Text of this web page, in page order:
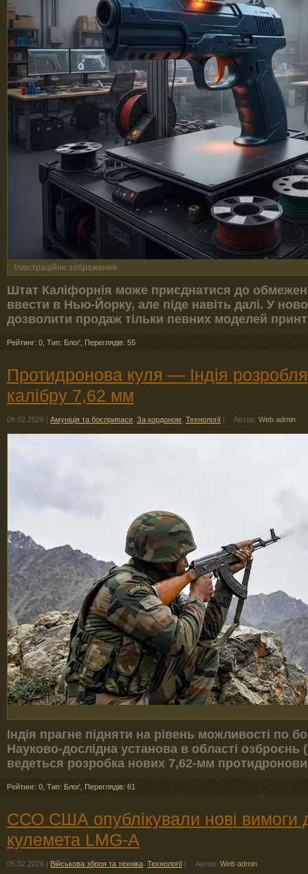
Ілюстраційне зображення
Штат Каліфорнія може приєднатися до
ввести в Нью-Йорку, але піде навіть далі. У
дозволити продаж тільки певних моделей
Рейтинг: 0 Тип: Блоґ Переглядів: 55
Протидронова куля — Індія
калібру 7,62 мм
08.02.2026 | Амуніція та боєприпаси За кордоном Технології | Автор: Web admin
Індія прагне підняти на рівень можливості по
Науково-дослідна установа в області озброєнь
ведеться розробка нових 7,62-мм
Рейтинг: 0 Тип: Блоґ Переглядів: 61
ССО США опублікували нові вимоги
кулемета LMG-A
05.02.2026 | Військова зброя та техніка Технології | Автор: Web admin